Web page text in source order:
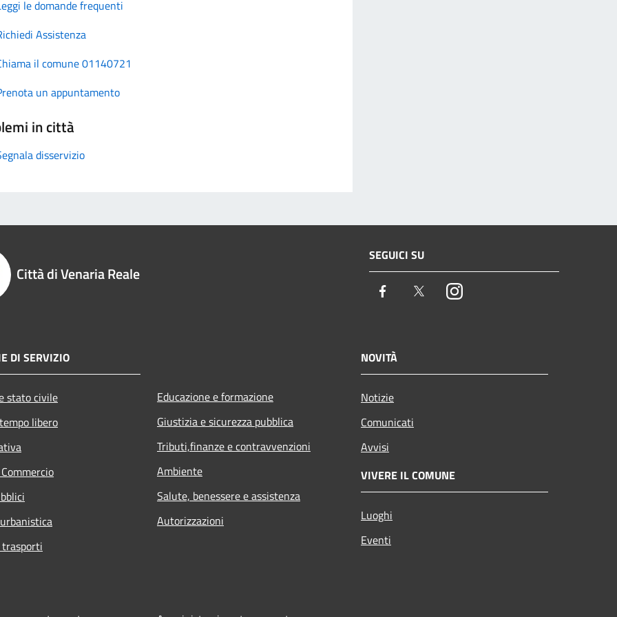
le domande frequenti
Assistenza
il comune 01140721
un appuntamento
in città
disservizio
Città di Venaria Reale
SEGUICI SU
Facebook TwitterInstagram
DI SERVIZIO
stato civile
libero
Educazione e formazione
Giustizia e sicurezza pubblica
Tributi,finanze e contravvenzioni
Ambiente
Salute, benessere e assistenza
Autorizzazioni
NOVITÀ
Notizie
Comunicati
Avvisi
VIVERE IL COMUNE
Luoghi
Eventi